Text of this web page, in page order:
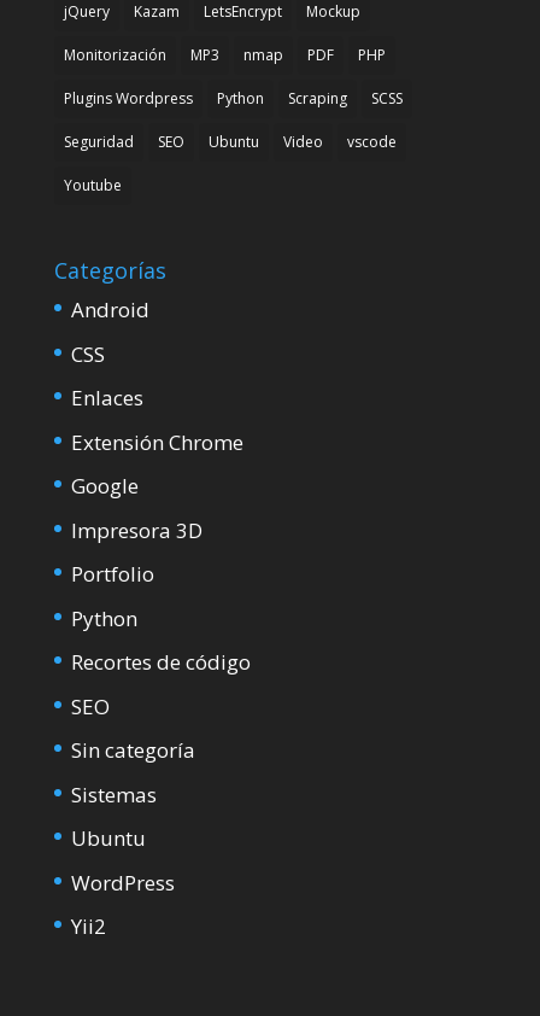
jQuery Kazam LetsEncrypt Mockup
Monitorización MP3 nmap PDF PHP
Plugins Wordpress Python Scraping SCSS
Seguridad SEO Ubuntu Video vscode
Youtube
Categorías
Android
CSS
Enlaces
Extensión Chrome
Google
Impresora 3D
Portfolio
Python
Recortes de código
SEO
Sin categoría
Sistemas
Ubuntu
WordPress
Yii2